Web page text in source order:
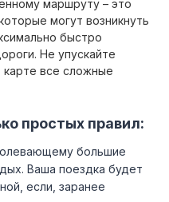
маршруту – это
могут возникнуть
быстро
Не упускайте
карте все сложные
простых правил:
большие
Ваша поездка будет
если, заранее